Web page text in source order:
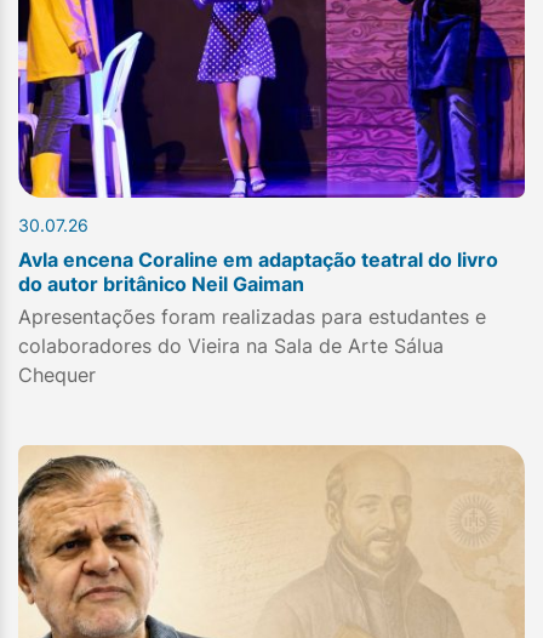
30.07.26
Avla encena Coraline em adaptação teatral do livro
do autor britânico Neil Gaiman
Apresentações foram realizadas para estudantes e
colaboradores do Vieira na Sala de Arte Sálua
Chequer